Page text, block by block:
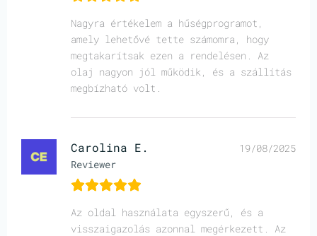
Nagyra értékelem a hűségprogramot,
amely lehetővé tette számomra, hogy
megtakarítsak ezen a rendelésen. Az
olaj nagyon jól működik, és a szállítás
megbízható volt.
Carolina E.
Reviewer
19/08/2025
Az oldal használata egyszerű, és a
visszaigazolás azonnal megérkezett. Az